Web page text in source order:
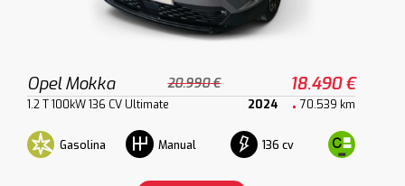
Opel Mokka 20.990 € 18.490 €
1.2 T 100kW 136 CV Ultimate 2024 70.539 km
Gasolina Manual 136 cv